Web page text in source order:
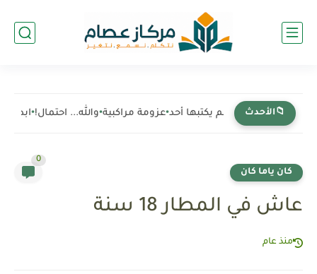
📁الأحدثأرقام •قوانين لم يكتبها أحد •عزومة مراكبية•والله... احتمال!•ابدأ...
كان ياما كان
0
عاش في المطار 18 سنة
منذ عام